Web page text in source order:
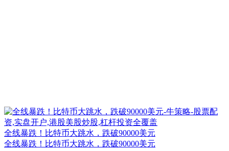
全线暴跌！比特币大跳水，跌破90000美元
全线暴跌！比特币大跳水，跌破90000美元